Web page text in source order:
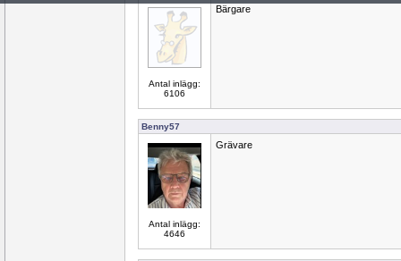
Antal inlägg:
6106
Bärgare
Benny57
Antal inlägg:
4646
Grävare